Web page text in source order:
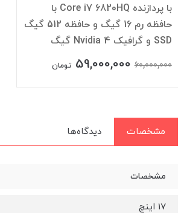
با پردازنده Core i7 6820HQ با
حافظه رم 16 گیگ و حافظه 512 گیگ
SSD و گرافیک Nvidia 4 گیگ
60,000,000
59,000,000 تومان
مشخصات دیدگاه‌ها
مشخصات
17 اینچ